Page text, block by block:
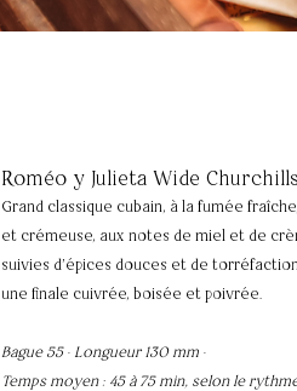
Roméo y Julieta Wide Churchills
Grand classique cubain, à la fumée
et crémeuse, aux notes de miel et de
suivies d'épices douces et de
une finale cuivrée, boisée et poivrée.
Bague 55 · Longueur 130 mm ·
Temps moyen : 45 à 75 min, selon le